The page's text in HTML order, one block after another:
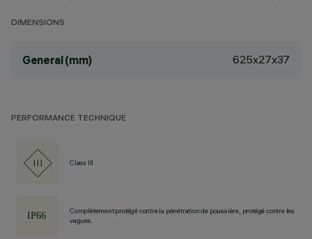
DIMENSIONS
General (mm) 625x27x37
PERFORMANCE TECHNIQUE
Class III
Complètement protégé contre la pénétration de poussière, protégé contre les
vagues.